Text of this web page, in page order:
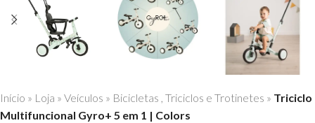
Início » Loja » Veículos » Bicicletas , Triciclos e Trotinetes » Triciclo
Multifuncional Gyro+ 5 em 1 | Colors